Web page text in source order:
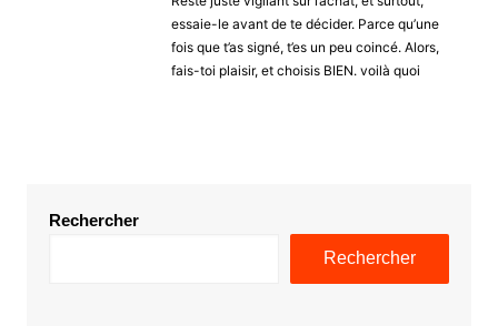
essaie-le avant de te décider. Parce qu’une
fois que t’as signé, t’es un peu coincé. Alors,
fais-toi plaisir, et choisis BIEN. voilà quoi
Rechercher
Rechercher